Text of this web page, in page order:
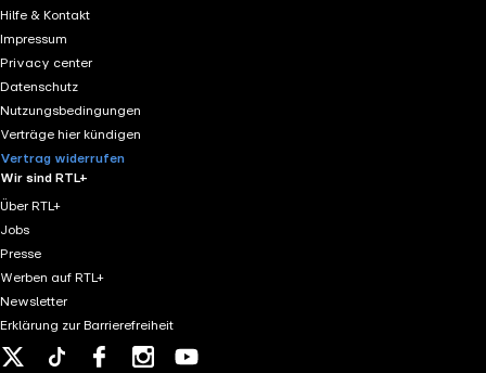
Hilfe & Kontakt
Impressum
Privacy center
Datenschutz
Nutzungsbedingungen
Verträge hier kündigen
Vertrag widerrufen
Wir sind RTL+
Über RTL+
Jobs
Presse
Werben auf RTL+
Newsletter
Erklärung zur Barrierefreiheit
Tiktok FacebookInstagram